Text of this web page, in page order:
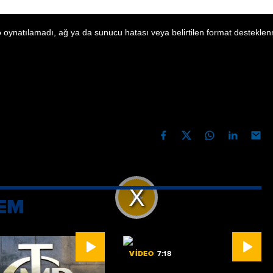
Videoyu
Oynat
oynatılamadı, ağ ya da sunucu hatası veya belirtilen format
VİDEO 7:18